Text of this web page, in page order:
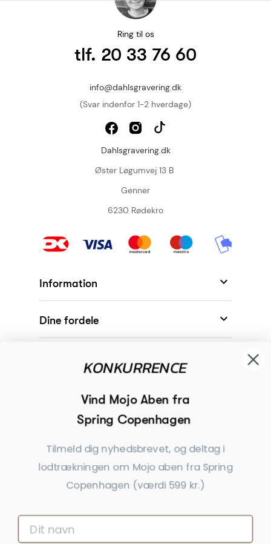
Ring til os
tlf. 20 33 76 60
info@dahlsgravering.dk
(Svar indenfor 1-2 hverdage)
Dahlsgravering.dk
Øster Løgumvej 13 B
Genner
6230 Rødekro
Information 
Dine fordele 
Begivenheder
Tilmeld dig nyhedsbrevet
Få nyheder, tips og tilbud før andre
KONKURRENCE
Vind Mojo Aben fra
Spring Copenhagen
Tilmeld dig nyhedsbrevet, og deltag i
lodtrækningen om Mojo aben fra Spring
Copenhagen (værdi 599 kr.)